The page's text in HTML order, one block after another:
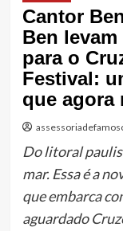
Cantor
Ben
para o
Festival:
que agora
Do litoral
mar. Essa é a
que embarca
aguardado